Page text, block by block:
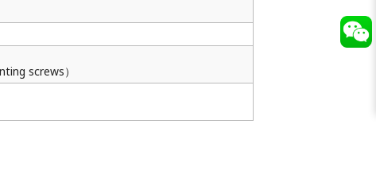
screws）